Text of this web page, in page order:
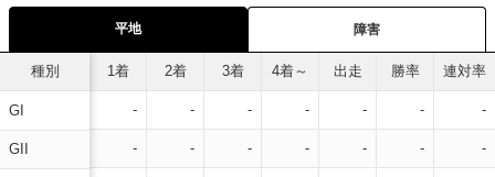
平地 障害
種別
GI
GII
1着 2着 3着 4着～ 出走 勝率 連対率
- - - - - - -
- - - - - - -